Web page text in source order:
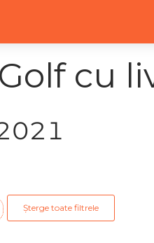
cu
Șterge toate filtrele